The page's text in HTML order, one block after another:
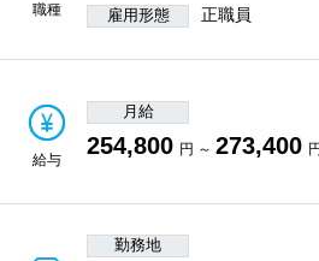
職種 雇用形態 正職員
給与
月給
254,800 円 ～ 273,400
勤務地